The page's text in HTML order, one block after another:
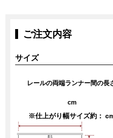
ご注文内容
サイズ
レールの両端ランナー間の長
cm
※仕上がり幅サイズ約：